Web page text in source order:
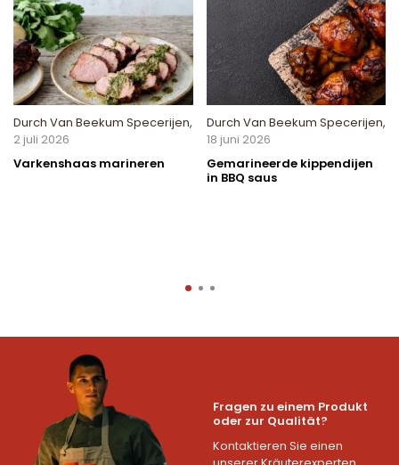
Durch Van Beekum Specerijen,
2 juli 2026
Varkenshaas marineren
Durch Van Beekum Specerijen,
18 juni 2026
Gemarineerde kippendijen
in BBQ saus
Fragen zu einem Produkt
oder zur Qualität?
Kontaktieren Sie einen